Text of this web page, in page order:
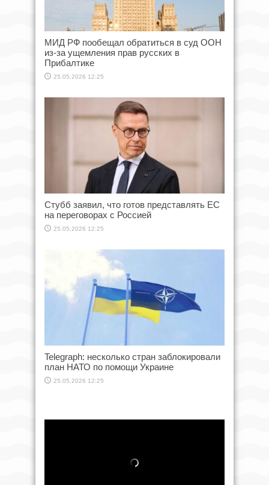
МИД РФ пообещал обратиться в суд ООН
из-за ущемления прав русских в
Прибалтике
25.05.2026 12:25
Стубб заявил, что готов представлять ЕС
на переговорах с Россией
25.05.2026 12:25
Telegraph: несколько стран заблокировали
план НАТО по помощи Украине
25.05.2026 12:25